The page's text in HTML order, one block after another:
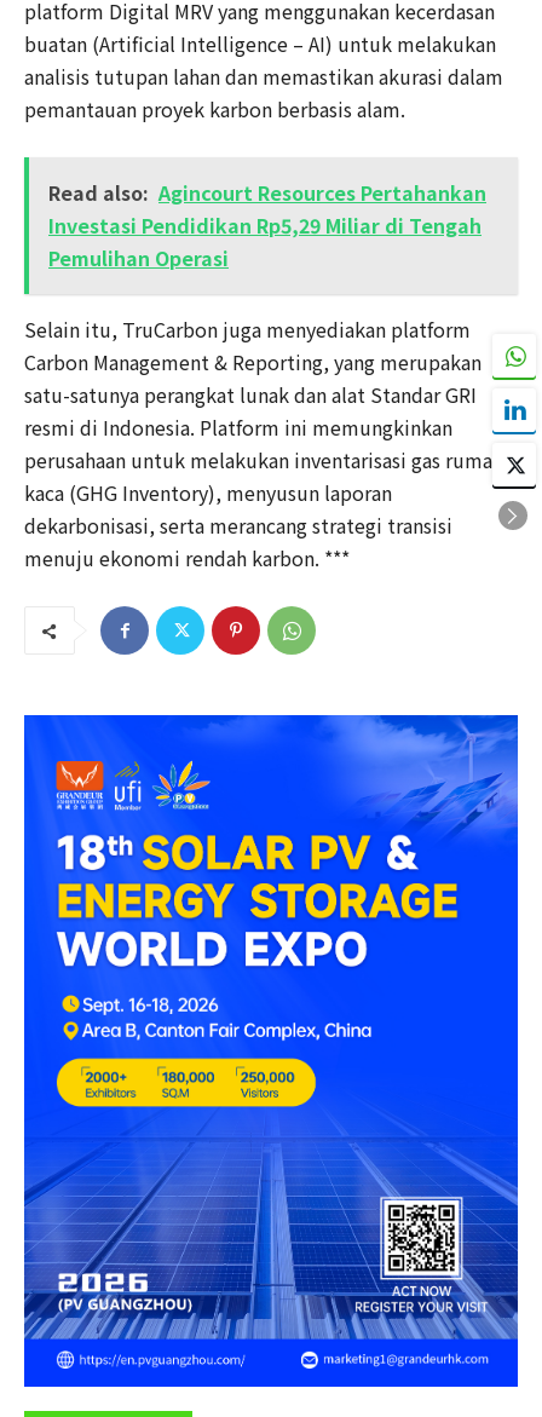
platform Digital MRV yang menggunakan kecerdasan
buatan (Artificial Intelligence – AI) untuk melakukan
analisis tutupan lahan dan memastikan akurasi dalam
pemantauan proyek karbon berbasis alam.
Read also: Agincourt Resources Pertahankan
Investasi Pendidikan Rp5,29 Miliar di Tengah
Pemulihan Operasi
Selain itu, TruCarbon juga menyediakan platform
Carbon Management & Reporting, yang merupakan
satu-satunya perangkat lunak dan alat Standar GRI
resmi di Indonesia. Platform ini memungkinkan
perusahaan untuk melakukan inventarisasi gas rumah
kaca (GHG Inventory), menyusun laporan
dekarbonisasi, serta merancang strategi transisi
menuju ekonomi rendah karbon. ***